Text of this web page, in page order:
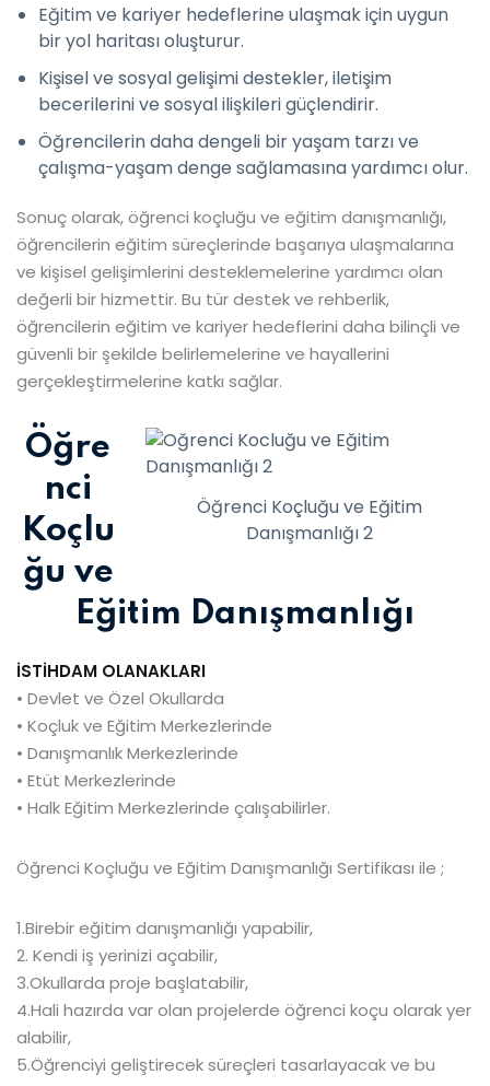
Eğitim ve kariyer hedeflerine ulaşmak için uygun
bir yol haritası oluşturur.
Kişisel ve sosyal gelişimi destekler, iletişim
becerilerini ve sosyal ilişkileri güçlendirir.
Öğrencilerin daha dengeli bir yaşam tarzı ve
çalışma-yaşam denge sağlamasına yardımcı olur.
Sonuç olarak, öğrenci koçluğu ve eğitim danışmanlığı,
öğrencilerin eğitim süreçlerinde başarıya ulaşmalarına
ve kişisel gelişimlerini desteklemelerine yardımcı olan
değerli bir hizmettir. Bu tür destek ve rehberlik,
öğrencilerin eğitim ve kariyer hedeflerini daha bilinçli ve
güvenli bir şekilde belirlemelerine ve hayallerini
gerçekleştirmelerine katkı sağlar.
Öğrenci Koçluğu ve Eğitim
Danışmanlığı 2
Öğre
nci
Koçlu
ğu ve
Eğitim Danışmanlığı
İSTİHDAM OLANAKLARI
• Devlet ve Özel Okullarda
• Koçluk ve Eğitim Merkezlerinde
• Danışmanlık Merkezlerinde
• Etüt Merkezlerinde
• Halk Eğitim Merkezlerinde çalışabilirler.
Öğrenci Koçluğu ve Eğitim Danışmanlığı Sertifikası ile ;
1.Birebir eğitim danışmanlığı yapabilir,
2. Kendi iş yerinizi açabilir,
3.Okullarda proje başlatabilir,
4.Hali hazırda var olan projelerde öğrenci koçu olarak yer
alabilir,
5.Öğrenciyi geliştirecek süreçleri tasarlayacak ve bu